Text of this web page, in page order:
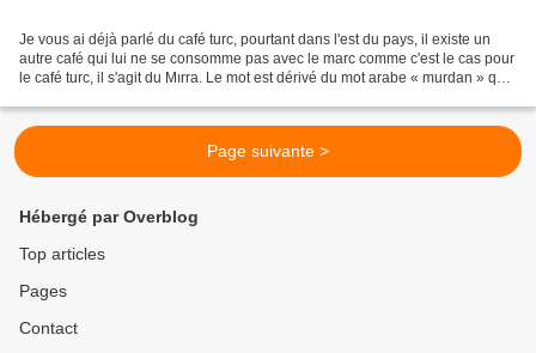
Je vous ai déjà parlé du café turc, pourtant dans l'est du pays, il existe un
autre café qui lui ne se consomme pas avec le marc comme c'est le cas pour
le café turc, il s'agit du Mırra. Le mot est dérivé du mot arabe « murdan » qui
Page suivante >
Hébergé par Overblog
Top articles
Pages
Contact